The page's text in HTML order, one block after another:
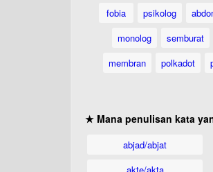
fobia psikolog
monolog
semburat
membran
polkadot
★ Mana penulisan kata
abjad/abjat